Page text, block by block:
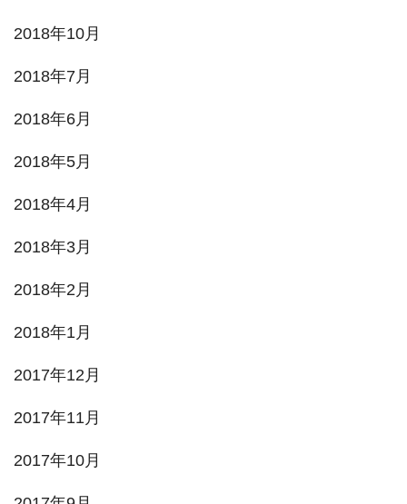
2018年10月
2018年7月
2018年6月
2018年5月
2018年4月
2018年3月
2018年2月
2018年1月
2017年12月
2017年11月
2017年10月